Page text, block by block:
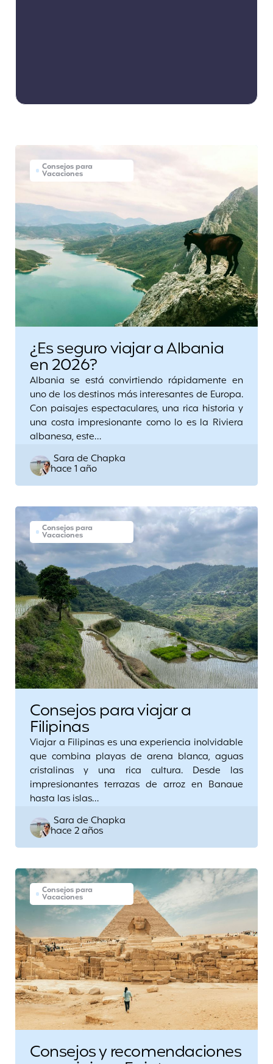
Consejos para
Vacaciones
¿Es seguro viajar a Albania
en 2026?
Albania se está convirtiendo rápidamente en
uno de los destinos más interesantes de Europa.
Con paisajes espectaculares, una rica historia y
una costa impresionante como lo es la Riviera
albanesa, este…
Posted
by
Sara de Chapka
hace 1 año
Consejos para
Vacaciones
Consejos para viajar a
Filipinas
Viajar a Filipinas es una experiencia inolvidable
que combina playas de arena blanca, aguas
cristalinas y una rica cultura. Desde las
impresionantes terrazas de arroz en Banaue
hasta las islas…
Posted
by
Sara de Chapka
hace 2 años
Consejos para
Vacaciones
Consejos y recomendaciones